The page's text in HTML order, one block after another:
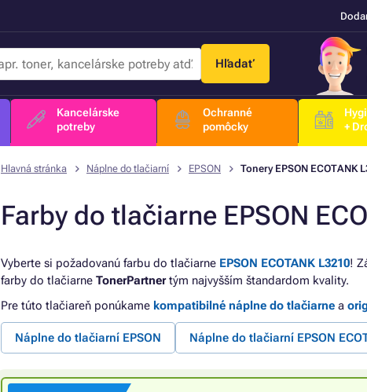
Hľadať
Kancelárske
potreby
Ochranné
pomôcky
+
Hlavná stránka Náplne do tlačiarní EPSON Tonery EPSON ECOTANK
Farby do tlačiarne EPSON
Vyberte si požadovanú farbu do tlačiarne EPSON ECOTANK L3210!
farby do tlačiarne TonerPartnertým najvyšším štandardom kvality.
Pre túto tlačiareň ponúkame kompatibilné náplne do tlačiarne a
Náplne do tlačiarní EPSON Náplne do tlačiarní EPSON